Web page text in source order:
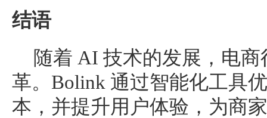
结语
随着 AI 技术的发展，电
革。Bolink 通过智能化工具
本，并提升用户体验，为商